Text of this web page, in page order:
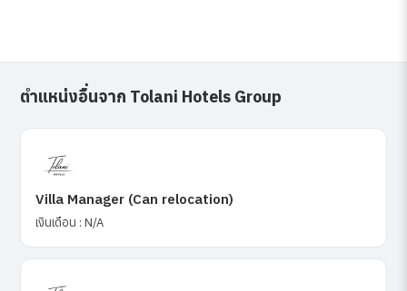
ตำแหน่งอื่นจาก Tolani Hotels Group
Villa Manager (Can relocation)
เงินเดือน : N/A